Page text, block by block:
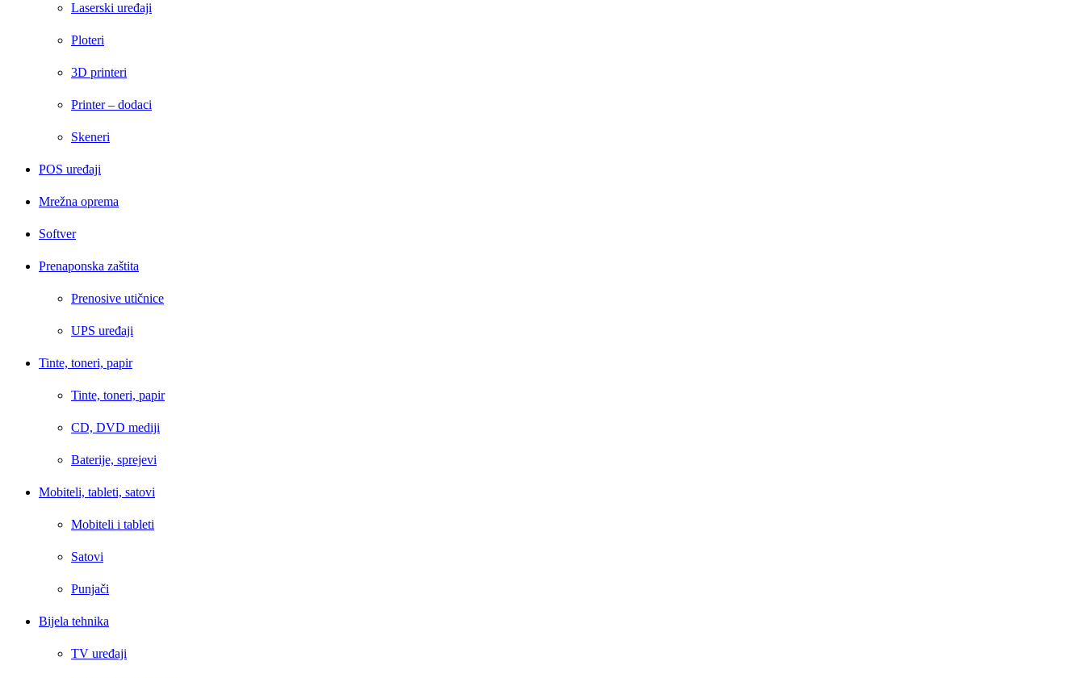
Laserski uređaji
Ploteri
3D printeri
Printer – dodaci
Skeneri
POS uređaji
Mrežna oprema
Softver
Prenaponska zaštita
Prenosive utičnice
UPS uređaji
Tinte, toneri, papir
Tinte, toneri, papir
CD, DVD mediji
Baterije, sprejevi
Mobiteli, tableti, satovi
Mobiteli i tableti
Satovi
Punjači
Bijela tehnika
TV uređaji